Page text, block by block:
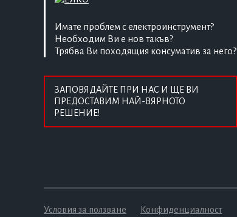
Имате проблем с електроинструмент?
Необходим Ви е нов такъв?
Трябва Ви походящия консуматив за него?
ЗАПОВЯДАЙТЕ ПРИ НАС И ЩЕ ВИ
ПРЕДОСТАВИМ НАЙ-ВЯРНОТО
РЕШЕНИЕ!
Условия за ползване Конфиденциалност